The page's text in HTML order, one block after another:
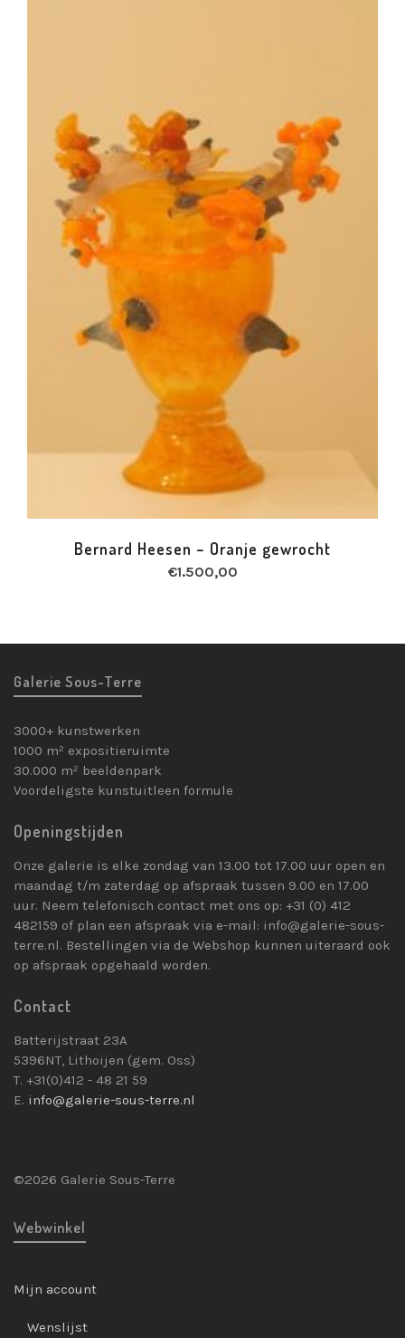
Bernard Heesen – Oranje gewrocht
€1.500,00
Galerie Sous-Terre
3000+ kunstwerken
1000 m² expositieruimte
30.000 m² beeldenpark
Voordeligste kunstuitleen formule
Openingstijden
Onze galerie is elke zondag van 13.00 tot 17.00 uur open en
maandag t/m zaterdag op afspraak tussen 9.00 en 17.00
uur. Neem telefonisch contact met ons op: +31 (0) 412
482159 of plan een afspraak via e-mail: info@galerie-sous-
terre.nl. Bestellingen via de Webshop kunnen uiteraard ook
op afspraak opgehaald worden.
Contact
Batterijstraat 23A
5396NT, Lithoijen (gem. Oss)
T. +31(0)412 - 48 21 59
E. info@galerie-sous-terre.nl
©2026 Galerie Sous-Terre
Webwinkel
Mijn account
Wenslijst